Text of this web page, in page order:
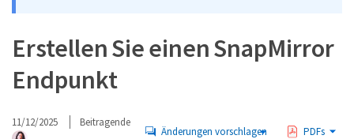
Erstellen Sie einen SnapMirror
Endpunkt
11/12/2025 Beitragende
Änderungen vorschlagen PDFs